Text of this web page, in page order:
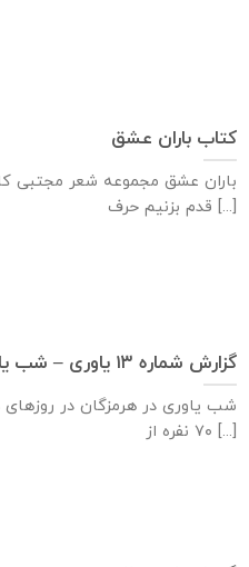
کتاب باران عشق
باران عشق مجموعه شعر مجتبی
قدم بزنيم حرف [...]
گزارش شماره ۱۳ یاوری – شب یاوری در هرمزگان
۷۰ نفره از [...]